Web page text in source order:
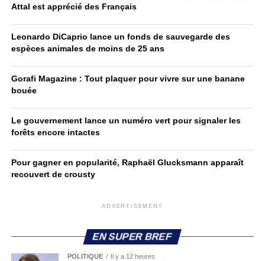
Attal est apprécié des Français
Leonardo DiCaprio lance un fonds de sauvegarde des
espèces animales de moins de 25 ans
Gorafi Magazine : Tout plaquer pour vivre sur une banane
bouée
Le gouvernement lance un numéro vert pour signaler les
forêts encore intactes
Pour gagner en popularité, Raphaël Glucksmann apparaît
recouvert de crousty
ADVERTISEMENT
EN SUPER BREF
POLITIQUE Il y a 12 heures